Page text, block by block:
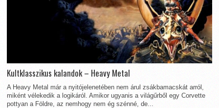
Kultklasszikus kalandok – Heavy Metal
A Heavy Metal már a nyitójelenetében nem árul zsákbamacskát arról,
miként vélekedik a logikáról. Amikor ugyanis a világűrből egy Corvette
pottyan a Földre, az nemhogy nem ég szénné, de...